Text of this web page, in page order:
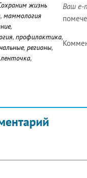
жизнь
, маммология
,
, профилактика,
, регионы,
,
Ваш e-